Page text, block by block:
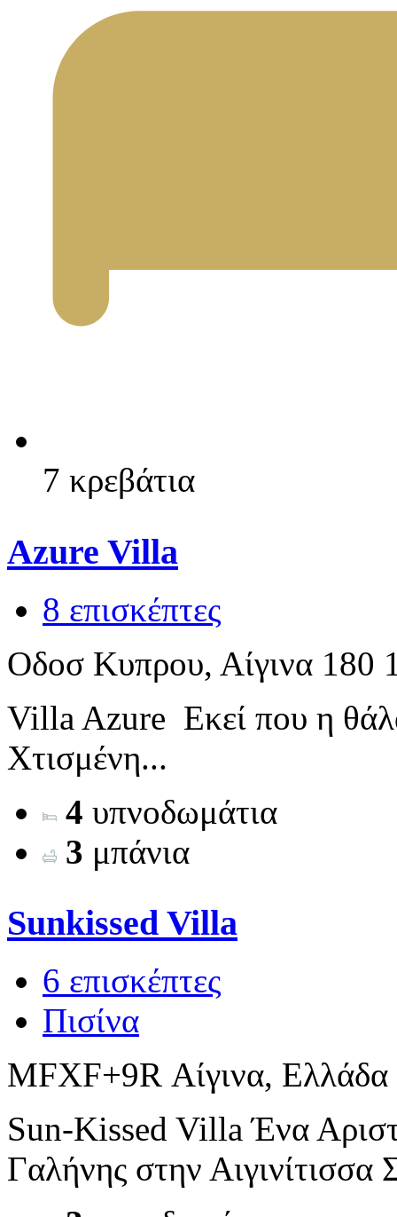
7 κρεβάτια
Azure Villa
8 επισκέπτες
Οδοσ Kυπρου, Αίγινα 180
Villa Azure Εκεί που η
Χτισμένη...
4 υπνοδωμάτια
3 μπάνια
Sunkissed Villa
6 επισκέπτες
Πισίνα
MFXF+9R Αίγινα, Ελλάδα
Sun-Kissed Villa Ένα
Γαλήνης στην Αιγινίτισσα